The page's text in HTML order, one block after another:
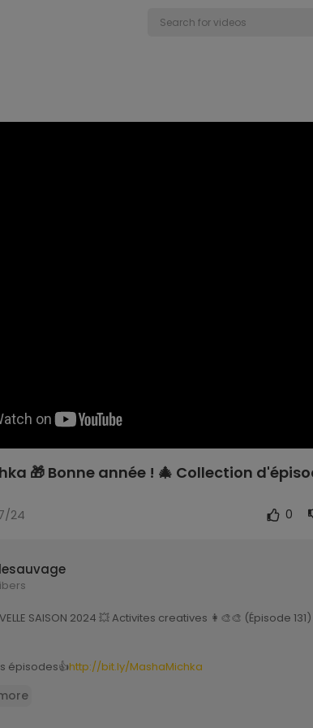
🎁 Bonne année ! 🎄 Collection
24 0
SAISON 2024 💥 Activites creatives 👩‍🎨🎨 (Épisode 131)
épisodes👍http://bit.ly/MashaMichka